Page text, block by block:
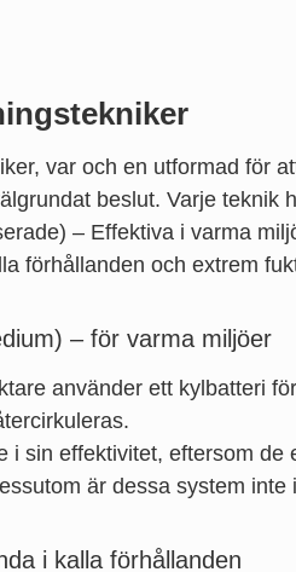
var och en utformad för
beslut. Varje
– Effektiva i varma
förhållanden och extrem
– för varma miljöer
använder ett kylbatteri
i sin effektivitet, eftersom
är dessa system
i kalla förhållanden